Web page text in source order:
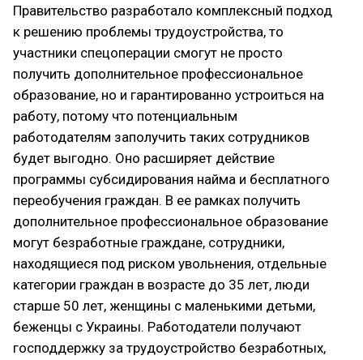
Правительство разработало комплексный подход
к решению проблемы трудоустройства, то
участники спецоперации смогут не просто
получить дополнительное профессиональное
образование, но и гарантированно устроиться на
работу, потому что потенциальным
работодателям заполучить таких сотрудников
будет выгодно. Оно расширяет действие
программы субсидирования найма и бесплатного
переобучения граждан. В ее рамках получить
дополнительное профессиональное образование
могут безработные граждане, сотрудники,
находящиеся под риском увольнения, отдельные
категории граждан в возрасте до 35 лет, люди
старше 50 лет, женщины с маленькими детьми,
беженцы с Украины. Работодатели получают
господдержку за трудоустройство безработных,